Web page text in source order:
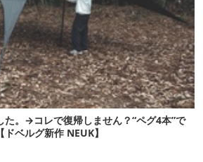
た。→コレで復帰しません？“ペグ4本”で
ベルグ新作 NEUK】